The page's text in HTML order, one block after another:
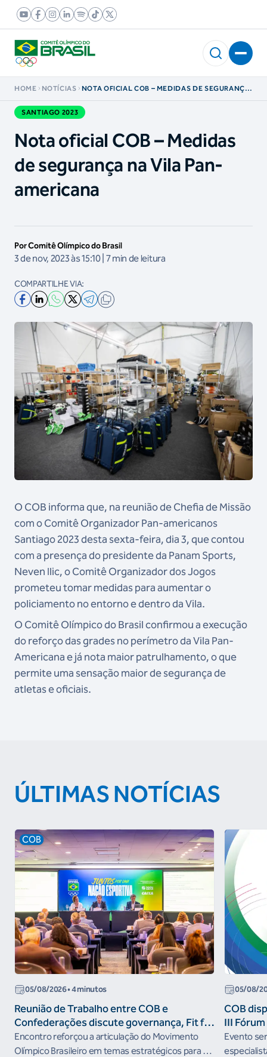
HOME NOTÍCIAS
NOTA OFICIAL COB – MEDIDAS DE SEGURANÇA
SANTIAGO 2023
Nota oficial COB – Medidas
de segurança na Vila Pan-
americana
Por Comitê Olímpico do Brasil
3 de nov, 2023 às 15:10 | 7 min de leitura
COMPARTILHE VIA:
O COB informa que, na reunião de Chefia de Missão
com o Comitê Organizador Pan-americanos
Santiago 2023 desta sexta-feira, dia 3, que contou
com a presença do presidente da Panam Sports,
Neven Ilic, o Comitê Organizador dos Jogos
prometeu tomar medidas para aumentar o
policiamento no entorno e dentro da Vila.
O Comitê Olímpico do Brasil confirmou a execução
do reforço das grades no perímetro da Vila Pan-
Americana e já nota maior patrulhamento, o que
permite uma sensação maior de segurança de
atletas e oficiais.
ÚLTIMAS NOTÍCIAS
COB
05/08/2026• 4 minutos
Reunião de Trabalho entre COB e
Confederações discute governança, Fit for
the Future e presença do Brasil em
organismos internacionais
Encontro reforçou a articulação do Movimento
Olímpico Brasileiro em temas estratégicos para os
05/08/
COB
III
Evento